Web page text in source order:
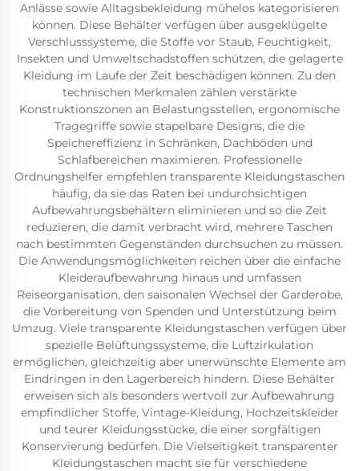
Anlässe sowie Alltagsbekleidung mühelos kategorisieren
können. Diese Behälter verfügen über ausgeklügelte
Verschlusssysteme, die Stoffe vor Staub, Feuchtigkeit,
Insekten und Umweltschadstoffen schützen, die gelagerte
Kleidung im Laufe der Zeit beschädigen können. Zu den
technischen Merkmalen zählen verstärkte
Konstruktionszonen an Belastungsstellen, ergonomische
Tragegriffe sowie stapelbare Designs, die die
Speichereffizienz in Schränken, Dachböden und
Schlafbereichen maximieren. Professionelle
Ordnungshelfer empfehlen transparente Kleidungstaschen
häufig, da sie das Raten bei undurchsichtigen
Aufbewahrungsbehältern eliminieren und so die Zeit
reduzieren, die damit verbracht wird, mehrere Taschen
nach bestimmten Gegenständen durchsuchen zu müssen.
Die Anwendungsmöglichkeiten reichen über die einfache
Kleideraufbewahrung hinaus und umfassen
Reiseorganisation, den saisonalen Wechsel der Garderobe,
die Vorbereitung von Spenden und Unterstützung beim
Umzug. Viele transparente Kleidungstaschen verfügen über
spezielle Belüftungssysteme, die Luftzirkulation
ermöglichen, gleichzeitig aber unerwünschte Elemente am
Eindringen in den Lagerbereich hindern. Diese Behälter
erweisen sich als besonders wertvoll zur Aufbewahrung
empfindlicher Stoffe, Vintage-Kleidung, Hochzeitskleider
und teurer Kleidungsstücke, die einer sorgfältigen
Konservierung bedürfen. Die Vielseitigkeit transparenter
Kleidungstaschen macht sie für verschiedene